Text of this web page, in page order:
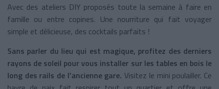
Avec des ateliers DIY proposés toute la semaine à faire en
famille ou entre copines. Une nourriture qui fait voyager
simple et délicieuse, des cocktails parfaits !
Sans parler du lieu qui est magique, profitez des derniers
rayons de soleil pour vous installer sur les tables en bois le
long des rails de l’ancienne gare. Visitez le mini poulailler. Ce